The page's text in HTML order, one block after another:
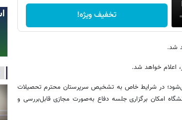
تخفیف ویژه!
شد.
اعلام خواهد شد.
می‌شود؛ در شرایط خاص به تشخیص سرپرستان محترم تحصیلات
امکان برگزاری جلسه دفاع به‌صورت مجازی قابل‌بررسی و